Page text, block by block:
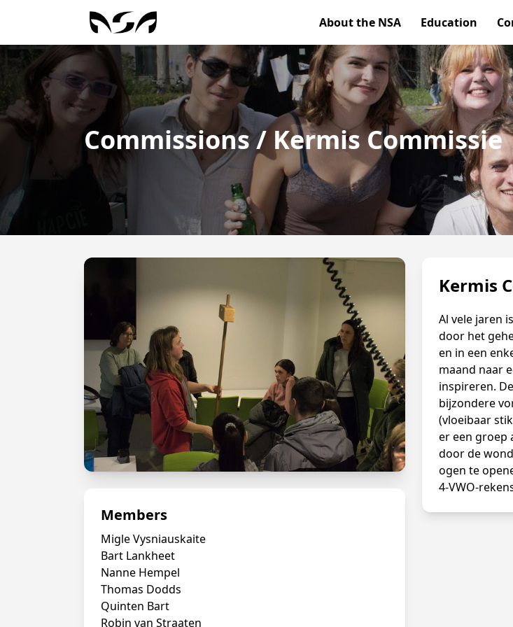
About the NSA Education
Commissions / Kermis Commissie
Members
Migle Vysniauskaite
Bart Lankheet
Nanne Hempel
Thomas Dodds
Quinten Bart
Robin van Straaten
Kermis
Al vele jaren
door het
en in een
maand naar
inspireren.
bijzondere
(vloeibaar
er een groep
door de
ogen te
4-VWO-